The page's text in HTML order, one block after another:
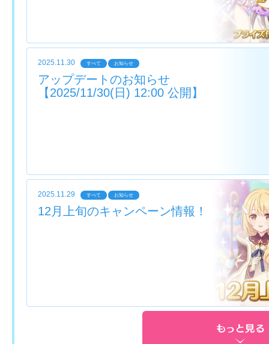
2025.11.30 すべて お知らせ
アップデートのお知らせ
【2025/11/30(日) 12:00 公開】
2025.11.29 すべて お知らせ
12月上旬のキャンペーン情報！